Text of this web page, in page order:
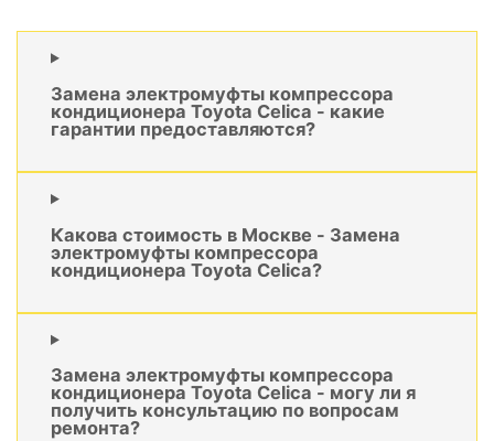
Замена электромуфты компрессора
кондиционера Toyota Celica - какие
гарантии предоставляются?
Какова стоимость в Москве - Замена
электромуфты компрессора
кондиционера Toyota Celica?
Замена электромуфты компрессора
кондиционера Toyota Celica - могу ли я
получить консультацию по вопросам
ремонта?